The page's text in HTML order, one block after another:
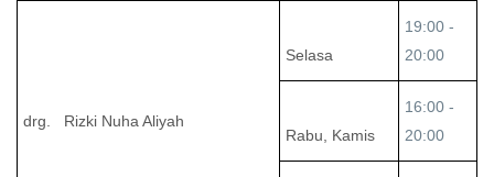
drg. Rizki Nuha Aliyah
Selasa
19:00 -
20:00
Rabu, Kamis
16:00 -
20:00